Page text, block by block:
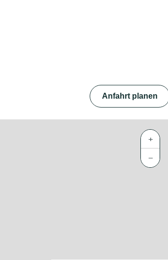
Anfahrt planen
+
−